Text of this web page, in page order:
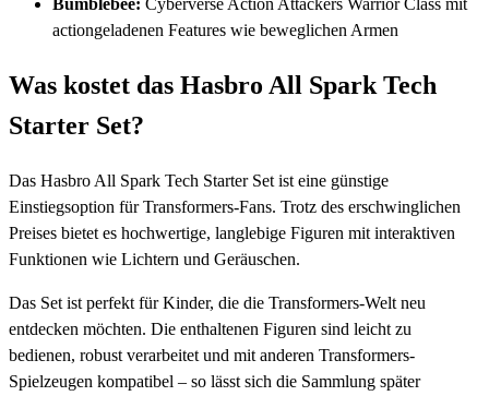
actiongeladenen Features wie beweglichen Armen
Was kostet das Hasbro All Spark Tech
Starter Set?
Das Hasbro All Spark Tech Starter Set ist eine günstige
Einstiegsoption für Transformers-Fans. Trotz des erschwinglichen
Preises bietet es hochwertige, langlebige Figuren mit interaktiven
Funktionen wie Lichtern und Geräuschen.
Das Set ist perfekt für Kinder, die die Transformers-Welt neu
entdecken möchten. Die enthaltenen Figuren sind leicht zu
bedienen, robust verarbeitet und mit anderen Transformers-
Spielzeugen kompatibel – so lässt sich die Sammlung später